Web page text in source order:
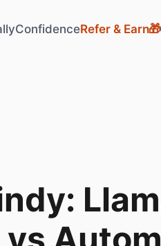
Refer & Earn🎁